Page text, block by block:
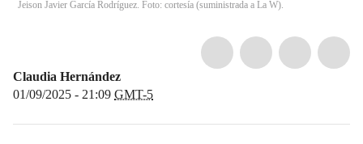
Jeison Javier García Rodríguez. Foto: cortesía (suministrada a La W).
Claudia Hernández
01/09/2025 - 21:09 GMT-5